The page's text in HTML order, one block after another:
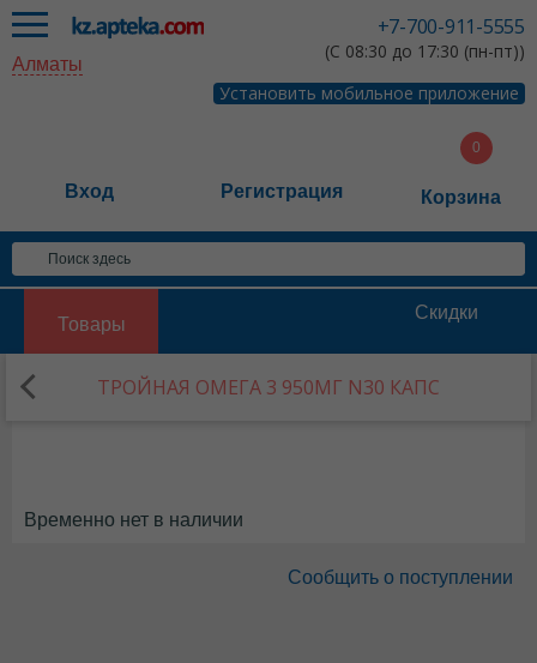
+7-700-911-5555
(С 08:30 до 17:30 (пн-пт))
Установить мобильное приложение
Алматы
Вход Регистрация Корзина
Товары
Скидки
ТРОЙНАЯ ОМЕГА 3 950МГ N30 КАПС
Временно нет в наличии
Сообщить о поступлении